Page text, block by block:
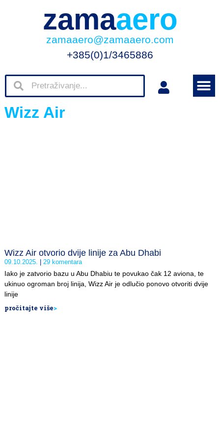
zamaaero
zamaaero@zamaaero.com
+385(0)1/3465886
Wizz Air
Wizz Air otvorio dvije linije za Abu Dhabi
09.10.2025. 29 komentara
Iako je zatvorio bazu u Abu Dhabiu te povukao čak 12 aviona, te
ukinuo ogroman broj linija, Wizz Air je odlučio ponovo otvoriti dvije
linije
pročitajte više>